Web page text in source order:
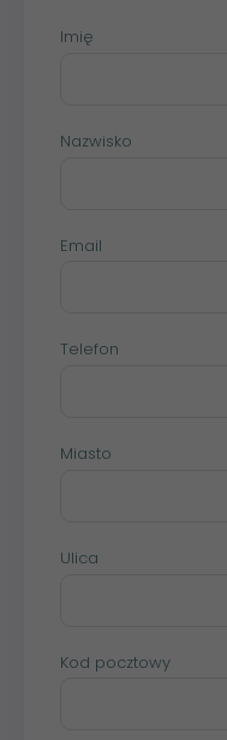
Imię
Nazwisko
Email
Telefon
Miasto
Ulica
Kod pocztowy